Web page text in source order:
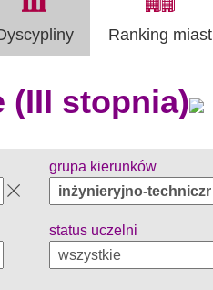
Ranking miast
(III stopnia)
grupa kierunków
status uczelni